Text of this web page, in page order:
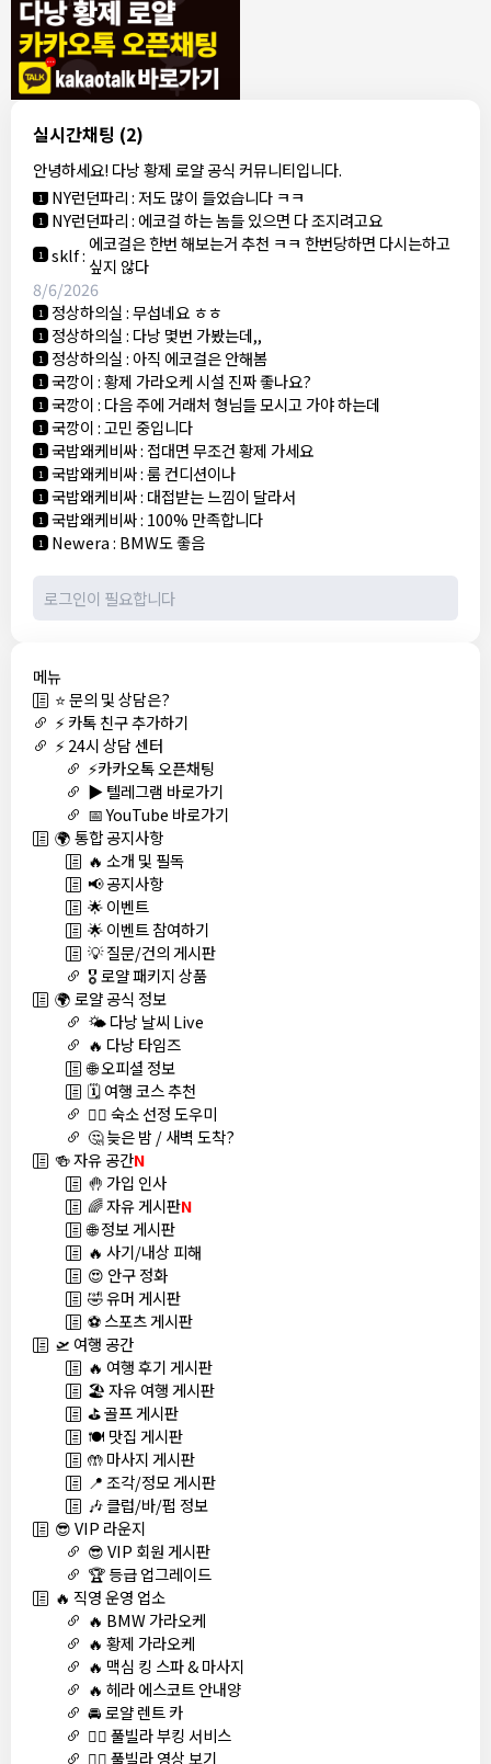
실시간채팅 (2)
안녕하세요! 다낭 황제 로얄 공식 커뮤니티입니다.
8/4/2026
1 모기한테물림:여기도 문의해보면 바로 알려줌
1 모기한테물림:정찰가보다 쌀수 없음
1 결혼안해:ㄹㅇ 팩트 ㅋㅋㅋㅋ
결혼안해:ㄹㅇ 팩트 ㅋㅋㅋㅋ
8/5/2026
NY런던파리 :다낭 에코걸 여기서 예약 가능한가요?
1 3군:에코걸 좀 조심 하는게 좋음
1 NY런던파리:저도 많이 들었습니다 ㅋㅋ
1 NY런던파리: 에코걸 하는 놈들 있으면 다 조지려고요
1 sklf: 에코걸은 한번 해보는거 추천 ㅋㅋ 한번당하면 다시는하고
싶지 않다
8/6/2026
1 정상하의실:무섭네요 ㅎㅎ
1 정상하의실: 다낭 몇번 가봤는데,,
1 정상하의실: 아직 에코걸은 안해봄
1 국깡이:황제 가라오케 시설 진짜 좋나요?
1 국깡이: 다음 주에 거래처 형님들 모시고 가야 하는데
1 국깡이:고민 중입니다
1 국밥왜케비싸: 접대면 무조건 황제 가세요
1 국밥왜케비싸:룸 컨디션이나
1 국밥왜케비싸: 대접받는 느낌이 달라서
1 국밥왜케비싸: 100% 만족합니다
1 Newera: BMW도 좋음
메뉴
⭐ 문의 및 상담은?
⚡ 카톡 친구 추가하기
⚡ 24시 상담 센터
⚡카카오톡 오픈채팅
▶️ 텔레그램 바로가기
📅 YouTube 바로가기
🌍 통합 공지사항
🔥 소개 및 필독
📢 공지사항
🌟 이벤트
🌟 이벤트 참여하기
💡 질문/건의 게시판
🎖️ 로얄 패키지 상품
🌍 로얄 공식 정보
🌤️ 다낭 날씨 Live
🔥 다낭 타임즈
🌐 오피셜 정보
🗓️ 여행 코스 추천
🏊‍♀️ 숙소 선정 도우미
🤔 늦은 밤 / 새벽 도착?
🍻 자유 공간N
🤚 가입 인사
🌈 자유 게시판N
🌐 정보 게시판
🔥 사기/내상 피해
😍 안구 정화
🤣 유머 게시판
⚽ 스포츠 게시판
🛫 여행 공간
🔥 여행 후기 게시판
🏖️ 자유 여행 게시판
⛳ 골프 게시판
🍽️ 맛집 게시판
🤲 마사지 게시판
📍 조각/정모 게시판
🎶 클럽/바/펍 정보
😎 VIP 라운지
😎 VIP 회원 게시판
🏆 등급 업그레이드
🔥 직영 운영 업소
🔥 BMW 가라오케
🔥 황제 가라오케
🔥 맥심 킹 스파 & 마사지
🔥 헤라 에스코트 안내양
🚘 로얄 렌트 카
🏊‍♀️ 풀빌라 부킹 서비스
🏊‍♀️ 풀빌라 영상 보기